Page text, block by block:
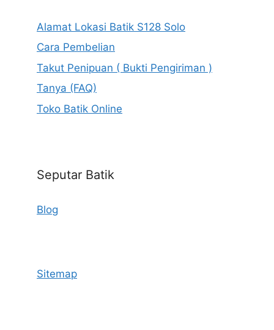
Alamat Lokasi Batik S128 Solo
Cara Pembelian
Takut Penipuan ( Bukti Pengiriman )
Tanya (FAQ)
Toko Batik Online
Seputar Batik
Blog
Sitemap